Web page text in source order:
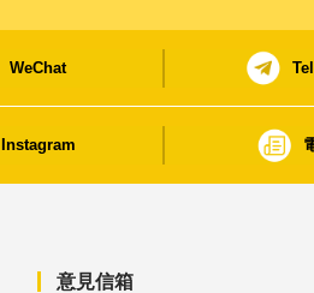
WeChat
Instagram
意見信箱